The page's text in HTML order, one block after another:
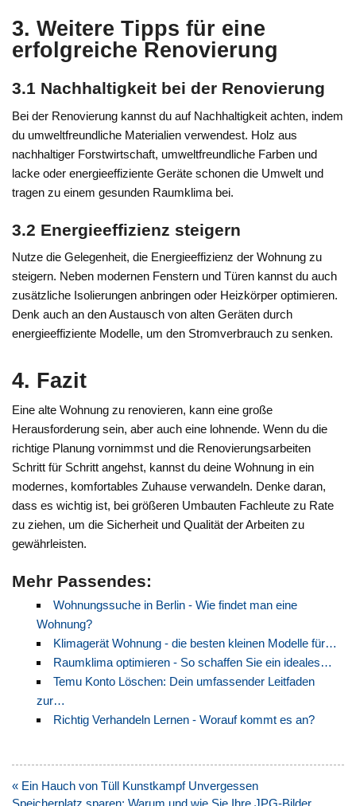
3. Weitere Tipps für eine
erfolgreiche Renovierung
3.1 Nachhaltigkeit bei der Renovierung
Bei der Renovierung kannst du auf Nachhaltigkeit achten, indem
du umweltfreundliche Materialien verwendest. Holz aus
nachhaltiger Forstwirtschaft, umweltfreundliche Farben und
lacke oder energieeffiziente Geräte schonen die Umwelt und
tragen zu einem gesunden Raumklima bei.
3.2 Energieeffizienz steigern
Nutze die Gelegenheit, die Energieeffizienz der Wohnung zu
steigern. Neben modernen Fenstern und Türen kannst du auch
zusätzliche Isolierungen anbringen oder Heizkörper optimieren.
Denk auch an den Austausch von alten Geräten durch
energieeffiziente Modelle, um den Stromverbrauch zu senken.
4. Fazit
Eine alte Wohnung zu renovieren, kann eine große
Herausforderung sein, aber auch eine lohnende. Wenn du die
richtige Planung vornimmst und die Renovierungsarbeiten
Schritt für Schritt angehst, kannst du deine Wohnung in ein
modernes, komfortables Zuhause verwandeln. Denke daran,
dass es wichtig ist, bei größeren Umbauten Fachleute zu Rate
zu ziehen, um die Sicherheit und Qualität der Arbeiten zu
gewährleisten.
Mehr Passendes:
Wohnungssuche in Berlin - Wie findet man eine
Wohnung?
Klimagerät Wohnung - die besten kleinen Modelle für…
Raumklima optimieren - So schaffen Sie ein ideales…
Temu Konto Löschen: Dein umfassender Leitfaden
zur…
Richtig Verhandeln Lernen - Worauf kommt es an?
Beitragsnavigation
« Ein Hauch von Tüll Kunstkampf Unvergessen
Speicherplatz sparen: Warum und wie Sie Ihre JPG-Bilder